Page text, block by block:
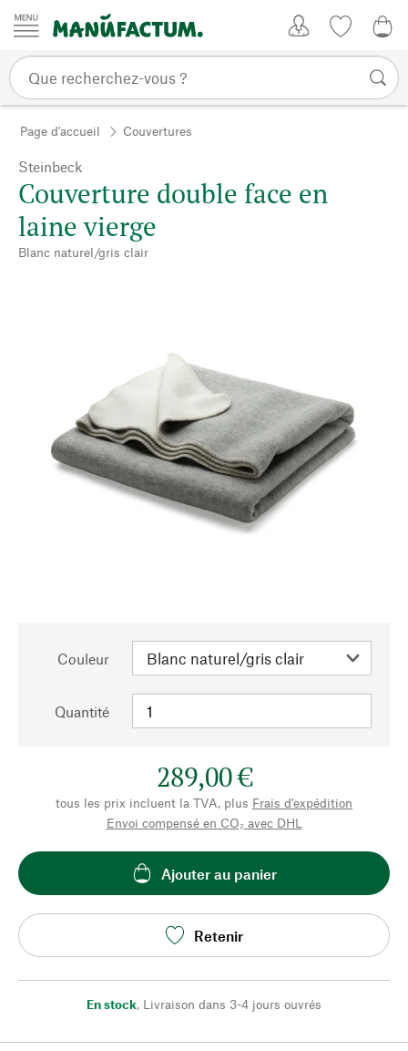
Passer au contenu
Page d'accueil Couvertures
Steinbeck
Couverture double face en
laine vierge
Blanc naturel/gris clair
Couleur
Quantité
289,00 €
tous les prix incluent la TVA, plus Frais d'expédition
Envoi compensé en CO₂ avec DHL
Ajouter au panier
Retenir
En stock, Livraison dans 3-4 jours ouvrés